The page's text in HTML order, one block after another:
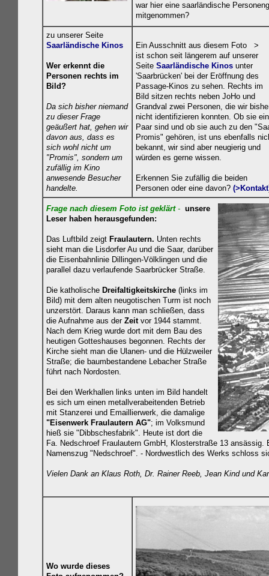
war hier eine saarländische
mitgenommen?
zu unserer Seite
Saarländische Kinos
Wer erkennt die
Personen rechts im
Bild?
Da sich bisher niemand
zu dieser Frage
geäußert hat, gehen wir
davon aus, dass es
sich wohl nicht um
"Promis", sondern um
zufällig im Kino
anwesende Besucher
handelte.
Ein Ausschnitt aus diesem Foto >
ist schon seit längerem auf unserer
Seite Saarländische Kinos unter
'Saarbrücken' bei der Eröffnung des
Passage-Kinos zu sehen. Rechts im
Bild sitzen rechts neben JoHo und
Grandval zwei Personen, die wir
nicht identifizieren konnten. Ob sie ein
Paar sind und ob sie auch zu den
Promis" gehören, ist uns ebenfalls
bekannt, wir sind aber neugierig und
würden es gerne wissen.
Erkennen Sie zufällig die beiden
Personen oder eine davon? (>Kontakt
Frage nach diesem Foto ist geklärt - unsere
Leser haben herausgefunden:
Das Luftbild zeigt Fraulautern. Unten rechts
sieht man die Lisdorfer Au und die Saar, darüber
die Eisenbahnlinie Dillingen-Völklingen und die
parallel dazu verlaufende Saarbrücker Straße.
Die katholische Dreifaltigkeitskirche (links im
Bild) mit dem alten neugotischen Turm ist noch
unzerstört. Daraus kann man schließen, dass
die Aufnahme aus der Zeit vor 1944 stammt.
Nach dem Krieg wurde dort mit dem Bau des
heutigen Gotteshauses begonnen. Rechts der
Kirche sieht man die Ulanen- und die Hülzweiler
Straße; die baumbestandene Lebacher Straße
führt nach Nordosten.
Bei den Werkhallen links unten im Bild handelt
es sich um einen metallverabeitenden Betrieb
mit Stanzerei und Emaillierwerk, die damalige
"Eisenwerk Fraulautern AG"; im Volksmund
hieß sie "Dibbschesfabrik". Heute ist dort die
Fa. Nedschroef Fraulautern GmbH, Klosterstraße 13 ansässig.
Namenszug "Nedschroef". - Nordwestlich des Werks schloss
Vielen Dank an Klaus Roth, Dr. Rainer Reeb, Jean Kind und
Wo wurde dieses